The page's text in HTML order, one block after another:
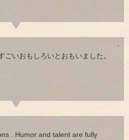
ごいおもしろいとおもいました。
. Humor and talent are fully